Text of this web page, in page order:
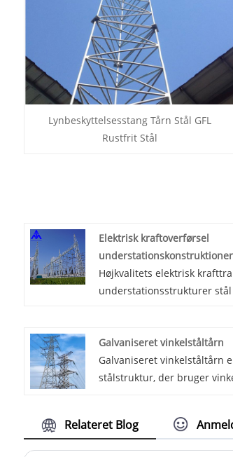
Lynbeskyttelsesstang Tårn Stål GFL
Rustfrit Stål
Elektrisk kraftoverførsel
galvaniseret
Højkvalitets elektrisk
understationsstrukturer
arbejdsegenskaber og
nødvendigt at have god
Galvaniseret vinkelståltårn
Galvaniseret vinkelståltårn
stålstruktur, der bruger
Galvaniseret vinkelståltårn
kraftoverførsel,
Relateret Blog